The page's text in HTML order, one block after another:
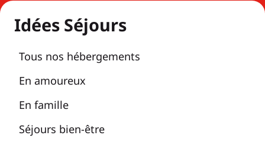
Idées Séjours
Tous nos hébergements
En amoureux
En famille
Séjours bien-être